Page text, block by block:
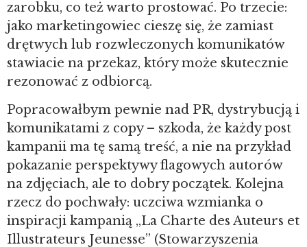
zarobku, co też warto prostować. Po trzecie:
jako marketingowiec cieszę się, że zamiast
drętwych lub rozwleczonych komunikatów
stawiacie na przekaz, który może skutecznie
rezonować z odbiorcą.
Popracowałbym pewnie nad PR, dystrybucją i
komunikatami z copy – szkoda, że każdy post
kampanii ma tę samą treść, a nie na przykład
pokazanie perspektywy flagowych autorów
na zdjęciach, ale to dobry początek. Kolejna
rzecz do pochwały: uczciwa wzmianka o
inspiracji kampanią „La Charte des Auteurs et
Illustrateurs Jeunesse” (Stowarzyszenia